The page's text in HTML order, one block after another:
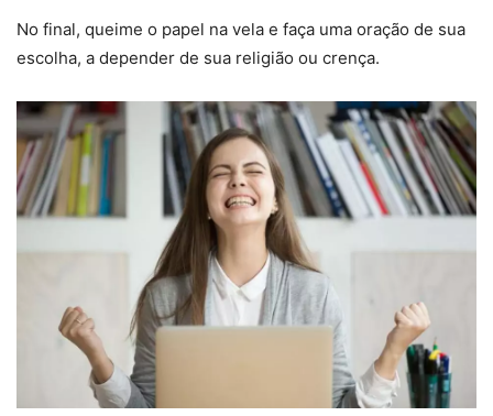
No final, queime o papel na vela e faça uma oração de sua
escolha, a depender de sua religião ou crença.